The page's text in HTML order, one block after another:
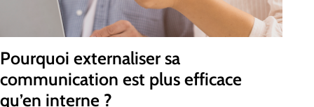
Pourquoi externaliser sa
communication est plus efficace
qu’en interne ?